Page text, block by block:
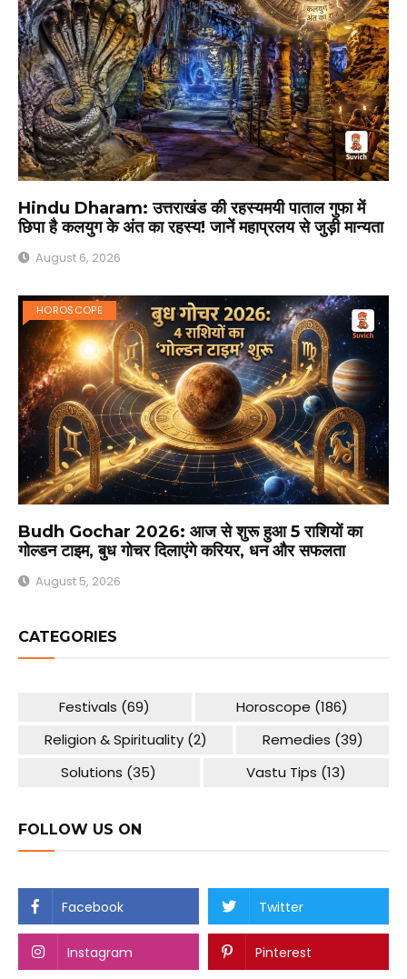
Hindu Dharam: उत्तराखंड की रहस्यमयी पाताल गुफा में
छिपा है कलयुग के अंत का रहस्य! जानें महाप्रलय से जुड़ी मान्यता
August 6, 2026
HOROSCOPE
Budh Gochar 2026: आज से शुरू हुआ 5 राशियों का
गोल्डन टाइम, बुध गोचर दिलाएंगे करियर, धन और सफलता
August 5, 2026
CATEGORIES
Festivals (69) Horoscope (186)
Religion & Spirituality(2) Remedies (39)
Solutions (35) Vastu Tips (13)
FOLLOW US ON
Facebook Twitter
Instagram Pinterest